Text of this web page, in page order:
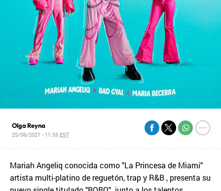
Olga Reyna
25/06/2021 - 11:55 EST
Mariah Angeliq conocida como "La Princesa de Miami"
artista multi-platino de reguetón, trap y R&B , presenta su